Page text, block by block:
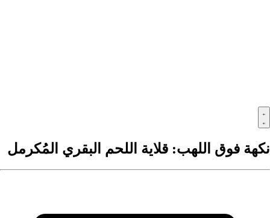
فوق اللهب: قلاية اللحم البقري المُكرمل